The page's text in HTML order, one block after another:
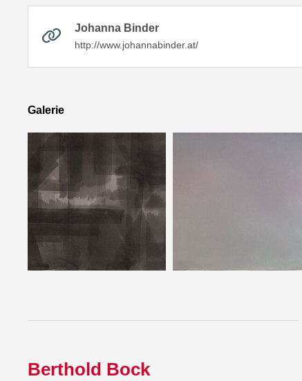
Johanna Binder
http://www.johannabinder.at/
Galerie
Berthold Bock